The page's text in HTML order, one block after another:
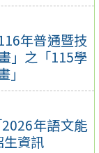
年普通暨技
」之「115學
年語文能
資訊